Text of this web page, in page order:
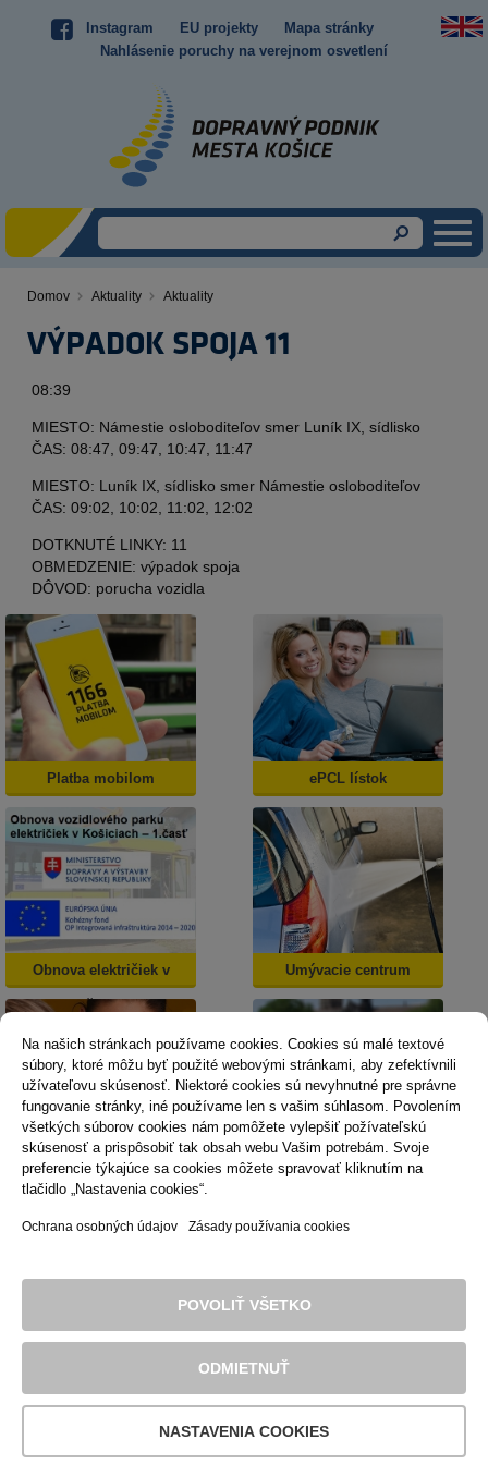
Instagram EU projekty
Mapa stránky
Nahlásenie poruchy na verejnom osvetlení
Domov Aktuality Aktuality
VÝPADOK SPOJA 11
Na našich stránkach používame cookies. Cookies sú malé textové
súbory, ktoré môžu byť použité webovými stránkami, aby zefektívnili
užívateľovu skúsenosť. Niektoré cookies sú nevyhnutné pre správne
fungovanie stránky, iné používame len s vašim súhlasom. Povolením
všetkých súborov cookies nám pomôžete vylepšiť požívateľskú
skúsenosť a prispôsobiť tak obsah webu Vašim potrebám. Svoje
preferencie týkajúce sa cookies môžete spravovať kliknutím na
tlačidlo „Nastavenia cookies“.
Ochrana osobných údajov Zásady používania cookies
NASTAVENIA COOKIES
ODMIETNUŤ
POVOLIŤ VŠETKO
Obsah
08:39
MIESTO: Námestie osloboditeľov smer Luník IX, sídlisko
ČAS: 08:47, 09:47, 10:47, 11:47
MIESTO: Luník IX, sídlisko smer Námestie osloboditeľov
ČAS: 09:02, 10:02, 11:02, 12:02
DOTKNUTÉ LINKY: 11
OBMEDZENIE: výpadok spoja
DÔVOD: porucha vozidla
Platba mobilom ePCL lístok
Obnova električiek v
Košiciach
Umývacie centrum
Dopravná psychológia Mestská karta
Zásady používania cookies
© 2016 Dopravný podnik mesta Košice, akciová spoločnosť. Všetky
práva sú vyhradené.